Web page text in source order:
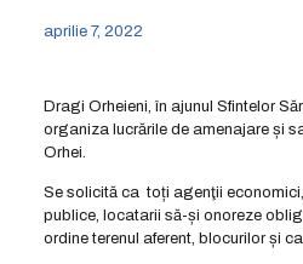
aprilie 7, 2022
Dragi Orheieni, în ajunul Sfintelor
organiza lucrările de amenajare și
Orhei.
Se solicită ca toți agenţii
publice, locatarii să-și onoreze
ordine terenul aferent, blocurilor și